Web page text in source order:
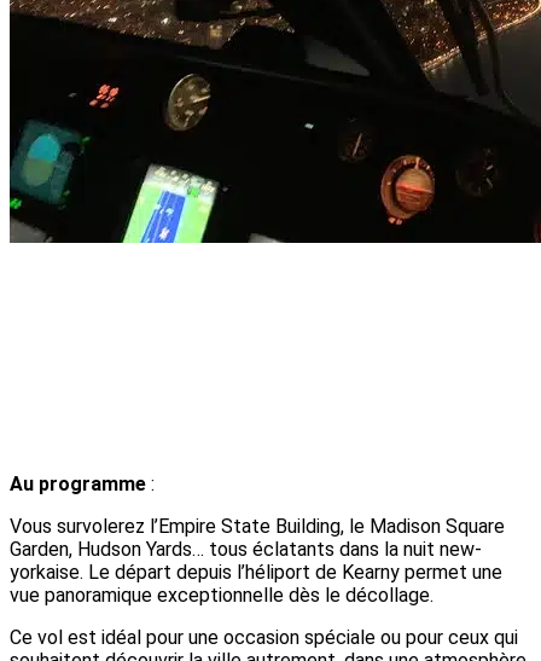
Au programme :
Vous survolerez l’Empire State Building, le Madison Square
Garden, Hudson Yards… tous éclatants dans la nuit new-
yorkaise. Le départ depuis l’héliport de Kearny permet une
vue panoramique exceptionnelle dès le décollage.
Ce vol est idéal pour une occasion spéciale ou pour ceux qui